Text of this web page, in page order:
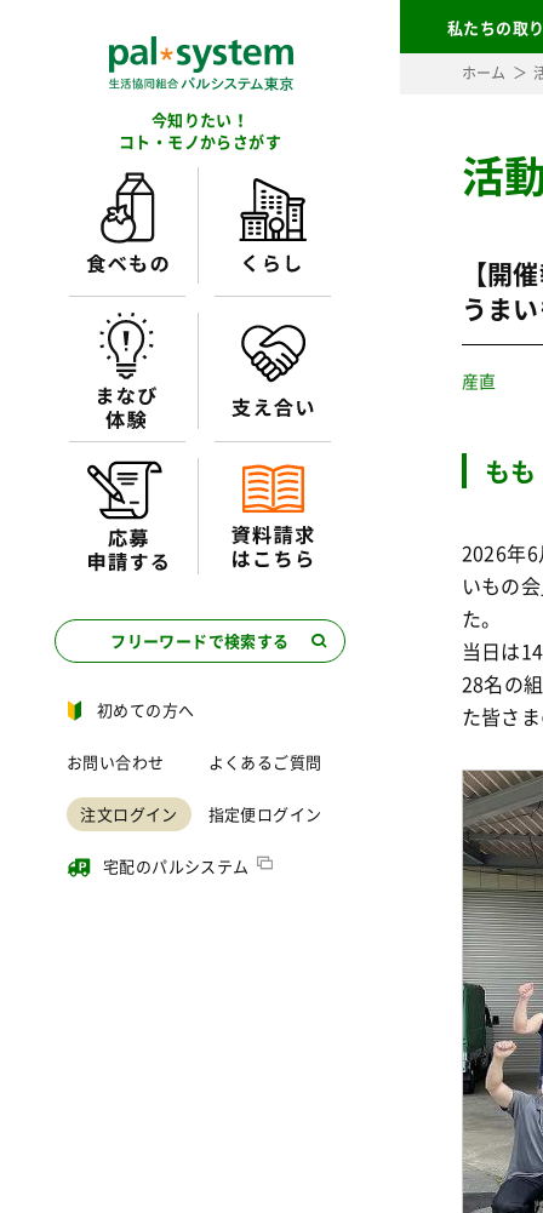
私たちの取
今知りたい！
コト・モノからさがす
フリーワードで検索する
初めての方へ
お問い合わせ よくあるご質問
注文ログイン 指定便ログイン
宅配のパルシステム
ホーム
活
【開
うま
産直
も
2026年
いもの
た。
当日は
28名の
た皆さ